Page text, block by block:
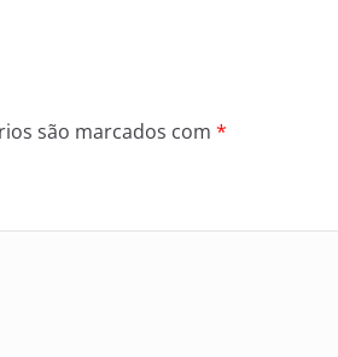
são marcados com *